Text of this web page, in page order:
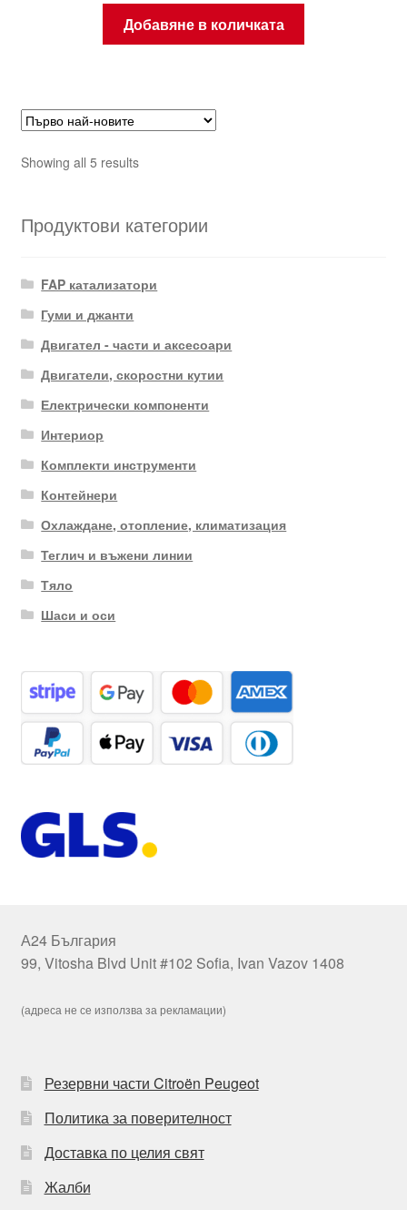
Добавяне в количката
Showing all 5 resultsSorted
Продуктови категории
FAP катализатори
Гуми и джанти
Двигател - части и аксесоари
Двигатели, скоростни кутии
Електрически компоненти
Интериор
Комплекти инструменти
Контейнери
Охлаждане, отопление, климатизация
Теглич и въжени линии
Тяло
Шаси и оси
А24 България
99, Vitosha Blvd Unit #102 Sofia, Ivan Vazov 1408
(адреса не се използва за рекламации)
Резервни части Citroën Peugeot
Политика за поверителност
Доставка по целия свят
Жалби